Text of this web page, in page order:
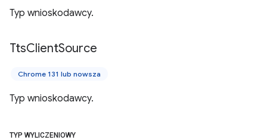
Typ wnioskodawcy.
TtsClientSource
Chrome 131 lub nowsza
Typ wnioskodawcy.
TYP WYLICZENIOWY